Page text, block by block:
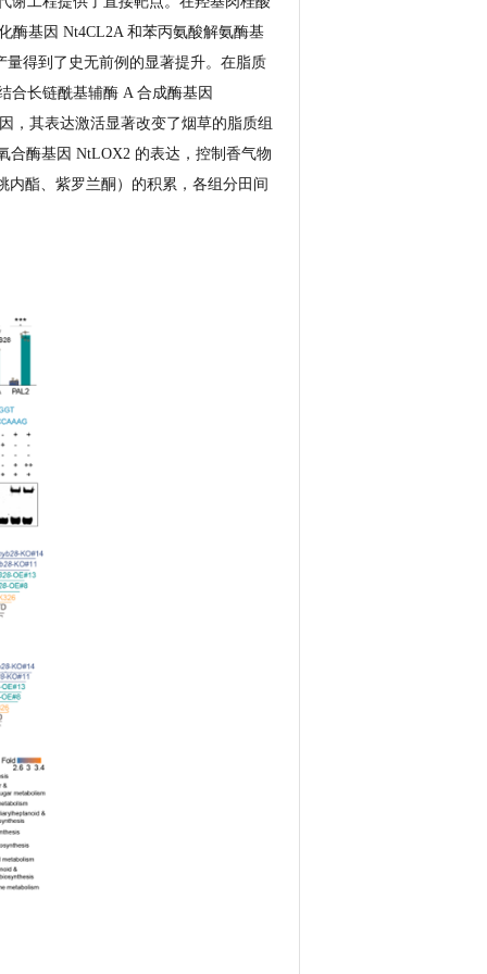
酶基因 Nt4CL2A 和苯丙氨酸解氨酶基
得到了史无前例的显著提升。在脂质
合长链酰基辅酶 A 合成酶基因
，其表达激活显著改变了烟草的脂质组
合酶基因 NtLOX2 的表达，控制香气物
酯、紫罗兰酮）的积累，各组分田间